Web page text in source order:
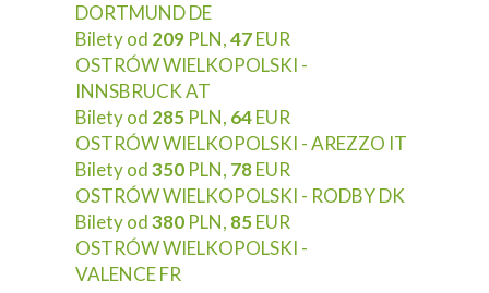
DORTMUND DE
Bilety od 209 PLN,47EUR
OSTRÓW WIELKOPOLSKI -
INNSBRUCK AT
Bilety od 285 PLN, 64EUR
OSTRÓW WIELKOPOLSKI - AREZZO IT
Bilety od350 PLN, 78EUR
OSTRÓW WIELKOPOLSKI - RODBY DK
Bilety od380 PLN, 85EUR
OSTRÓW WIELKOPOLSKI -
VALENCE FR